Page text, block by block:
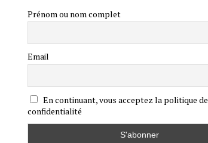
Prénom ou nom complet
Email
En continuant, vous acceptez la politique de
confidentialité